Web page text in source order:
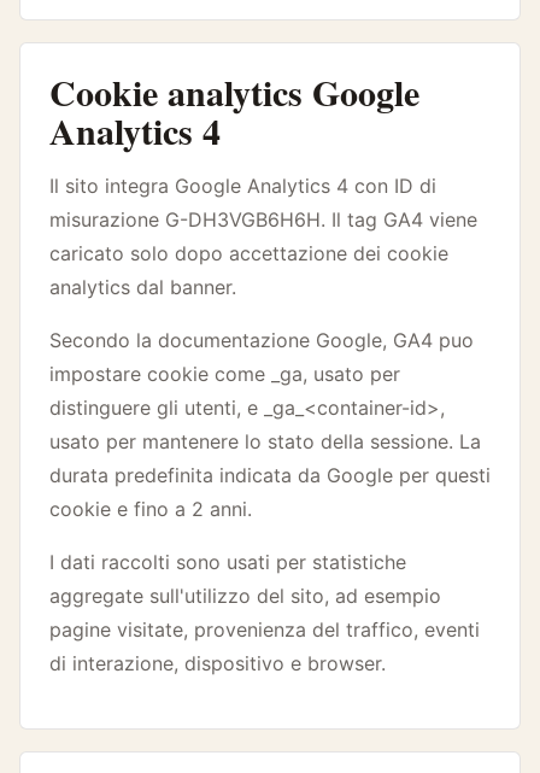
Cookie analytics Google
Analytics 4
Il sito integra Google Analytics 4 con ID di
misurazione G-DH3VGB6H6H. Il tag GA4 viene
caricato solo dopo accettazione dei cookie
analytics dal banner.
Secondo la documentazione Google, GA4 puo
impostare cookie come _ga, usato per
distinguere gli utenti, e _ga_<container-id>,
usato per mantenere lo stato della sessione. La
durata predefinita indicata da Google per questi
cookie e fino a 2 anni.
I dati raccolti sono usati per statistiche
aggregate sull'utilizzo del sito, ad esempio
pagine visitate, provenienza del traffico, eventi
di interazione, dispositivo e browser.